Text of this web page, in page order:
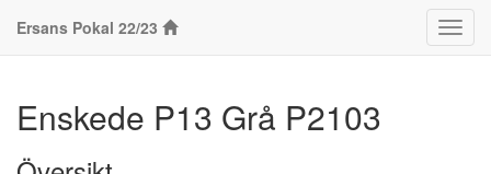
Ersans Pokal 22/23
Enskede P13 Grå P2103